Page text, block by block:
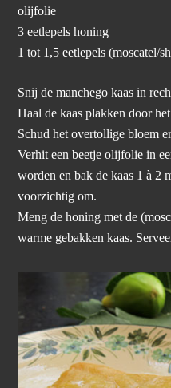
olijfolie
3 eetlepels honing
1 tot 1,5 eetlepels (moscatel/
Snij de manchego kaas in
Haal de kaas plakken door
Schud het overtollige bloem
Verhit een beetje olijfolie in
worden en bak de kaas 1 à 2
voorzichtig om.
Meng de honing met de
warme gebakken kaas.